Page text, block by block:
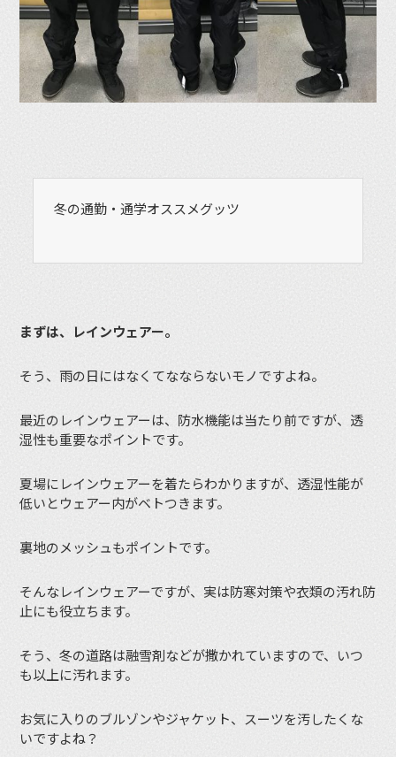
冬の通勤・通学オススメグッツ
まずは、レインウェアー。
そう、雨の日にはなくてなならないモノですよね。
最近のレインウェアーは、防水機能は当たり前ですが、透
湿性も重要なポイントです。
夏場にレインウェアーを着たらわかりますが、透湿性能が
低いとウェアー内がベトつきます。
裏地のメッシュもポイントです。
そんなレインウェアーですが、実は防寒対策や衣類の汚れ防
止にも役立ちます。
そう、冬の道路は融雪剤などが撒かれていますので、いつ
も以上に汚れます。
お気に入りのブルゾンやジャケット、スーツを汚したくな
いですよね？